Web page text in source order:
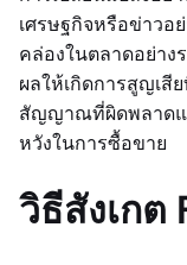
เศรษฐกิจหรือข่าวอ
คล่องในตลาดอย่าง
ผลให้เกิดการสูญเสี
สัญญาณที่ผิดพลาดแ
หวังในการซื้อขาย
วิธีสังเกต